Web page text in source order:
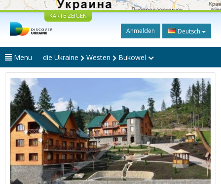
KARTE ZEIGEN
Anmelden Deutsch
Menu die Ukraine Westen Bukowel